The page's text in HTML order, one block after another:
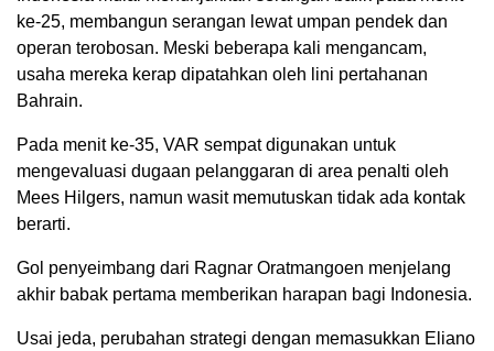
ke-25, membangun serangan lewat umpan pendek dan
operan terobosan. Meski beberapa kali mengancam,
usaha mereka kerap dipatahkan oleh lini pertahanan
Bahrain.
Pada menit ke-35, VAR sempat digunakan untuk
mengevaluasi dugaan pelanggaran di area penalti oleh
Mees Hilgers, namun wasit memutuskan tidak ada kontak
berarti.
Gol penyeimbang dari Ragnar Oratmangoen menjelang
akhir babak pertama memberikan harapan bagi Indonesia.
Usai jeda, perubahan strategi dengan memasukkan Eliano